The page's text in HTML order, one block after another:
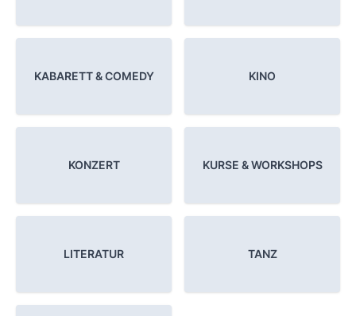
KABARETT & COMEDY KINO
KONZERT KURSE & WORKSHOPS
LITERATUR TANZ